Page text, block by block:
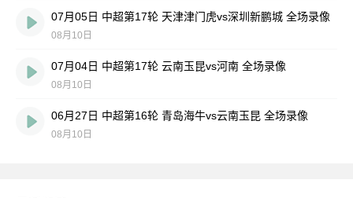
07月05日 中超第17轮 天津津门虎vs深圳新鹏城 全场录像
08月10日
07月04日 中超第17轮 云南玉昆vs河南 全场录像
08月10日
06月27日 中超第16轮 青岛海牛vs云南玉昆 全场录像
08月10日